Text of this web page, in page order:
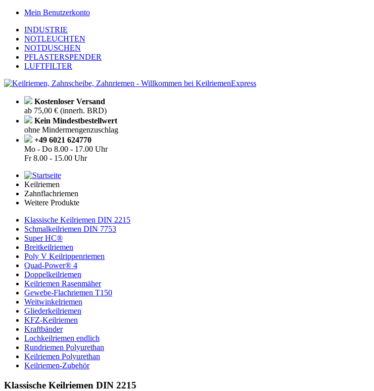
Mein Benutzerkonto
INDUSTRIE
NOTLEUCHTEN
NOTDUSCHEN
PFLASTERSPENDER
LUFTFILTER
Kostenloser Versand
ab 75,00 € (innerh. BRD)
Kein Mindestbestellwert
ohne Mindermengenzuschlag
+49 6021 624770
Mo - Do 8.00 - 17.00 Uhr
Fr8.00 - 15.00 Uhr
Keilriemen
Zahnflachriemen
Weitere Produkte
Klassische Keilriemen DIN 2215
Schmalkeilriemen DIN 7753
Super HC®
Breitkeilriemen
Poly V Keilrippenriemen
Quad-Power® 4
Doppelkeilriemen
Keilriemen Rasenmäher
Gewebe-Flachriemen T150
Weitwinkelriemen
Gliederkeilriemen
KFZ-Keilriemen
Kraftbänder
Lochkeilriemen endlich
Rundriemen Polyurethan
Keilriemen Polyurethan
Keilriemen-Zubehör
Klassische Keilriemen DIN 2215